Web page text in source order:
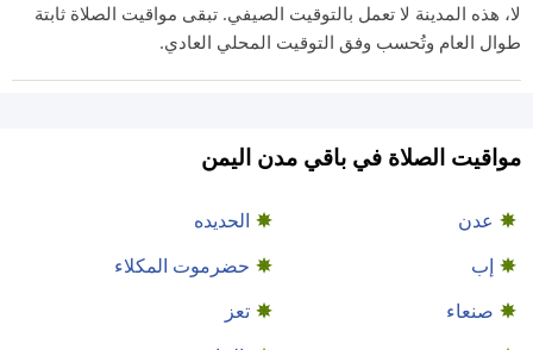
لا، هذه المدينة لا تعمل بالتوقيت الصيفي. تبقى مواقيت الصلاة ثابتة
طوال العام وتُحسب وفق التوقيت المحلي العادي.
مواقيت الصلاة في باقي مدن اليمن
عدن
الحديده
إب
حضرموت المكلاء
صنعاء
تعز